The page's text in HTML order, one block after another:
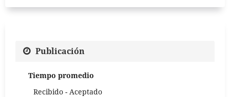
Publicación
Tiempo promedio
Recibido - Aceptado